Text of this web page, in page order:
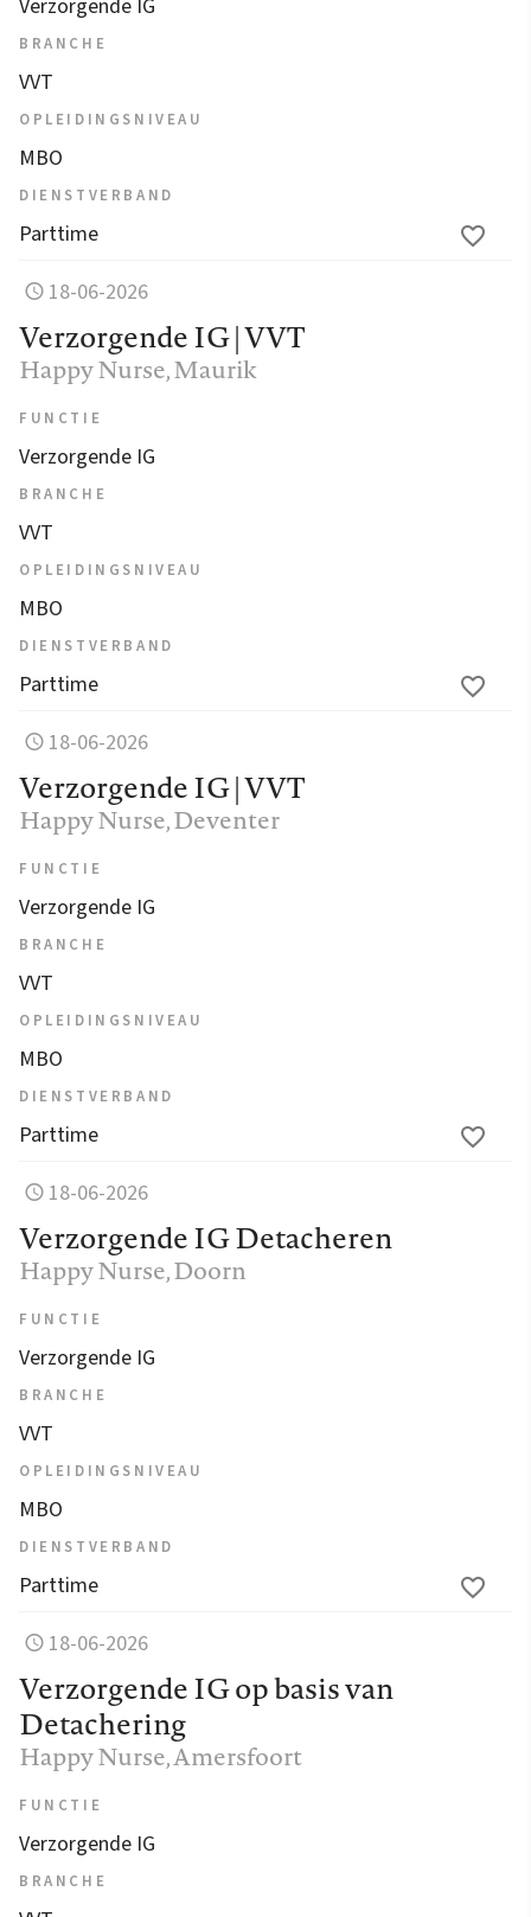
Verzorgende IG
BRANCHE
VVT
OPLEIDINGSNIVEAU
MBO
DIENSTVERBAND
Parttime
18-06-2026
Verzorgende IG | VVT
Happy Nurse, Maurik
FUNCTIE
Verzorgende IG
BRANCHE
VVT
OPLEIDINGSNIVEAU
MBO
DIENSTVERBAND
Parttime
18-06-2026
Verzorgende IG | VVT
Happy Nurse, Deventer
FUNCTIE
Verzorgende IG
BRANCHE
VVT
OPLEIDINGSNIVEAU
MBO
DIENSTVERBAND
Parttime
18-06-2026
Verzorgende IG Detacheren
Happy Nurse, Doorn
FUNCTIE
Verzorgende IG
BRANCHE
VVT
OPLEIDINGSNIVEAU
MBO
DIENSTVERBAND
Parttime
18-06-2026
Verzorgende IG op basis van
Detachering
Happy Nurse, Amersfoort
FUNCTIE
Verzorgende IG
BRANCHE